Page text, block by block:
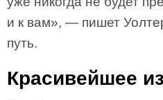
и к вам», — пишет
путь.
Красивейшее